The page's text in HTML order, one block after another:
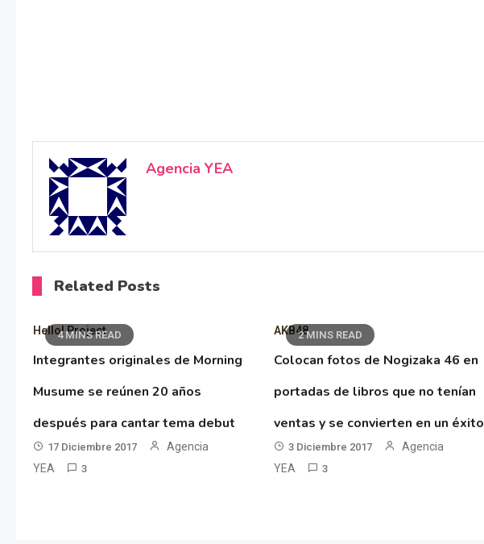
Agencia YEA
Related Posts
4 MINS READ
Hello! Project
Integrantes originales de Morning
Musume se reúnen 20 años
después para cantar tema debut
17 Diciembre 2017
Agencia
YEA
3
2 MINS READ
AKB48
Colocan fotos de Nogizaka 46 en
portadas de libros que no tenían
ventas y se convierten en un éxito
3 Diciembre 2017
Agencia
YEA
3